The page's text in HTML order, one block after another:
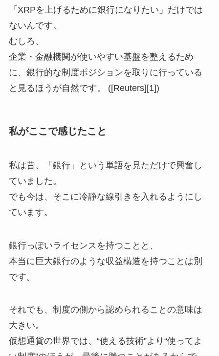
「XRPを上げるために銀行になりたい」だけでは
ないんです。
むしろ、
企業・金融機関が使いやすい基盤を整えるため
に、銀行的な制度ポジションを取りに行っている
と見るほうが自然です。 ([Reuters][1])
私がここで感じたこと
私は昔、「銀行」という単語を見ただけで興奮し
ていました。
でも今は、そこに冷静な線引きを入れるようにし
ています。
銀行っぽいライセンスを持つことと、
本当に巨大銀行のような収益構造を持つことは別
です。
それでも、制度の側から認められることの意味は
大きい。
仮想通貨の世界では、“使える技術”より“使ってよ